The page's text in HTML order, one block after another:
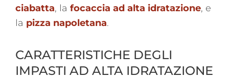
ciabatta, la focaccia ad alta idratazione, e
la pizza napoletana.
CARATTERISTICHE DEGLI
IMPASTI AD ALTA IDRATAZIONE